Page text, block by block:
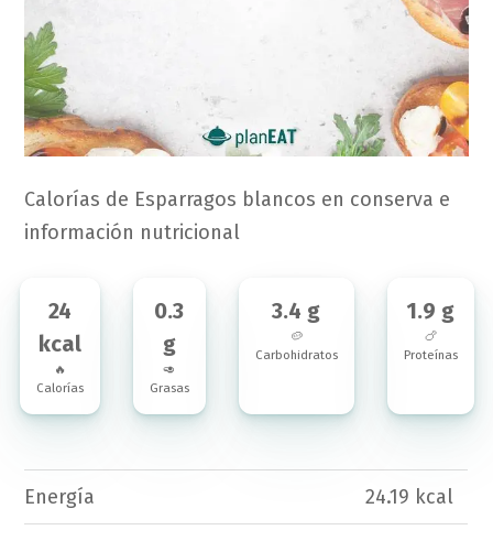
Calorías de Esparragos blancos en conserva e
información nutricional
24
kcal
🔥
Calorías
0.3
g
🥑
Grasas
3.4 g
🥔
Carbohidratos
1.9 g
🍗
Proteínas
Energía 24.19 kcal